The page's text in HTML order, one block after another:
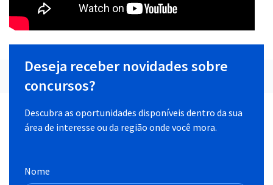
Deseja receber novidades sobre
concursos?
Descubra as oportunidades disponíveis dentro da sua
área de interesse ou da região onde você mora.
Nome